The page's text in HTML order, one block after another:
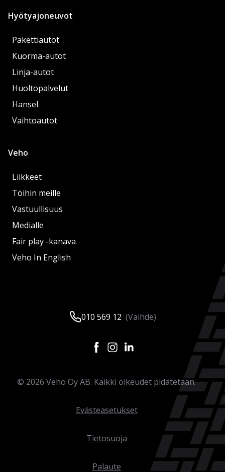
Hyötyajoneuvot
Pakettiautot
Kuorma-autot
Linja-autot
Huoltopalvelut
Hansel
Vaihtoautot
Veho
Liikkeet
Töihin meille
Vastuullisuus
Medialle
Fair play -kanava
Veho In English
010 569 12 (Vaihde)
© 2026 Veho Oy AB. Kaikki oikeudet pidätetään.
Evästeasetukset
Tietosuoja
Palaute